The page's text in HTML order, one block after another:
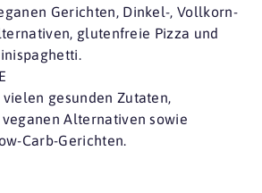
Gerichten, Dinkel-, Vollkorn-
glutenfreie Pizza und
gesunden Zutaten,
Alternativen sowie
Carb-Gerichten.